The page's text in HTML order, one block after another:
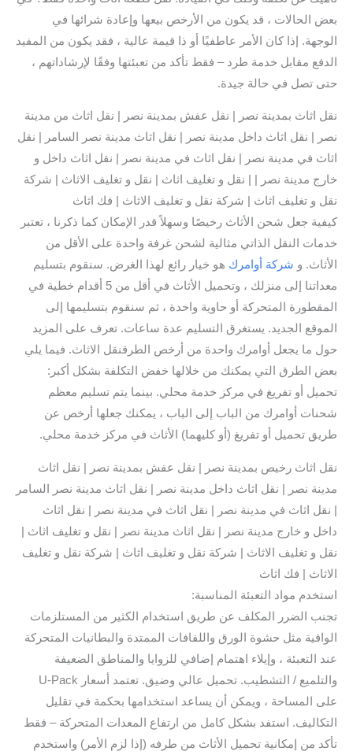
بعض الحالات ، قد يكون من الأرخص بيعها وإعادة شرائها في
الوجهة. إذا كان الأمر عاطفيًا أو ذا قيمة عالية ، فقد يكون من المفيد
الدفع مقابل خدمة طرد – فقط تأكد من تعبئتها وفقًا لإرشاداتهم ،
حتى تصل في حالة جيدة.
نقل اثاث بمدينة نصر | نقل عفش بمدينة نصر | نقل اثاث من مدينة
نصر | نقل اثاث داخل مدينة نصر | نقل اثاث مدينة نصر السامر | نقل
اثاث في مدينة نصر | نقل اثاث في مدينة نصر | نقل اثاث داخل و
خارج مدينة نصر | | نقل و تغليف اثاث | نقل و تغليف الاثاث | شركة
نقل و تغليف اثاث | شركة نقل و تغليف الاثاث | فك اثاث
كيفية جعل شحن الأثاث رخيصًا وسهلاً قدر الإمكان كما ذكرنا ، تعتبر
خدمات النقل الذاتي مثالية لشحن غرفة واحدة على الأقل من
الأثاث. و شركة أوامرك هو خيار رائع لهذا الغرض. سنقوم بتسليم
معداتنا إلى منزلك ، وتحميل الأثاث في أقل من 5 أقدام خطية في
المقطورة المتحركة أو حاوية واحدة ، ثم سنقوم بتسليمها إلى
الموقع الجديد. يستغرق التسليم عدة ساعات. تعرف على المزيد
حول ما يجعل أوامرك واحدة من أرخص الطرقنقل الاثاث. فيما يلي
بعض الطرق التي يمكنك من خلالها خفض التكلفة بشكل أكبر:
تحميل أو تفريغ في مركز خدمة محلي. بينما يتم تسليم معظم
شحنات أوامرك من الباب إلى الباب ، يمكنك جعلها أرخص عن
طريق تحميل أو تفريغ (أو كليهما) الأثاث في مركز خدمة محلي.
نقل اثاث رخيص بمدينة نصر | نقل عفش بمدينة نصر | نقل اثاث
مدينة نصر | نقل اثاث داخل مدينة نصر | نقل اثاث مدينة نصر السامر
| نقل اثاث في مدينة نصر | نقل اثاث في مدينة نصر | نقل اثاث
داخل و خارج مدينة نصر | نقل اثاث مدينة نصر | نقل و تغليف اثاث |
نقل و تغليف الاثاث | شركة نقل و تغليف اثاث | شركة نقل و تغليف
الاثاث | فك اثاث
استخدم مواد التعبئة المناسبة:
تجنب الضرر المكلف عن طريق استخدام الكثير من المستلزمات
الواقية مثل حشوة الورق واللفافات الممتدة والبطانيات المتحركة
عند التعبئة ، وإيلاء اهتمام إضافي للزوايا والمناطق الضعيفة
والتلميع / التشطيب. تحميل عالي وضيق. تعتمد أسعار U-Pack
على المساحة ، ويمكن أن يساعد استخدامها بحكمة في تقليل
التكاليف. استفد بشكل كامل من ارتفاع المعدات المتحركة – فقط
تأكد من إمكانية تحميل الأثاث من طرفه (إذا لزم الأمر) واستخدم